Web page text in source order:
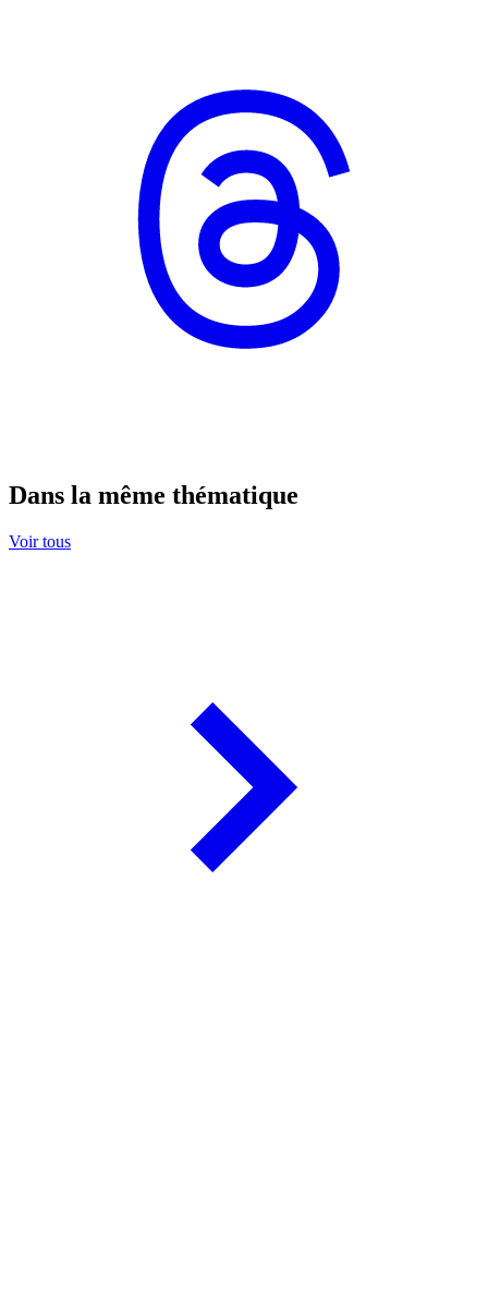
Dans la même thématique
Voir tous